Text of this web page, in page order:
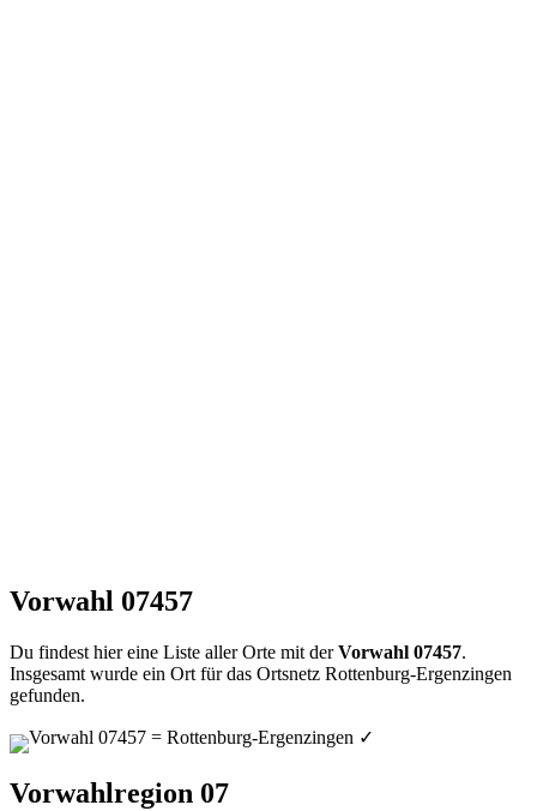
Vorwahl 07457
Du findest hier eine Liste aller Orte mit derVorwahl 07457.
Insgesamt wurde ein Ort für das Ortsnetz Rottenburg-Ergenzingen
gefunden.
Vorwahl 07457 = Rottenburg-Ergenzingen ✓
Vorwahlregion 07